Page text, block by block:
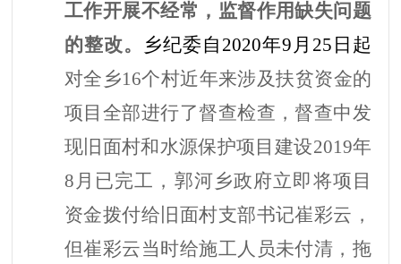
工作开展不经常，监督作用缺失问题
的整改。
乡纪委自 2020年9月25日起
对全乡16个村近年来涉及扶贫资金的
项目全部进行了督查检查，督查中发
现旧面村和水源保护项目建设2019年
8月已完工，郭河乡政府立即将项目
资金拨付给旧面村支部书记崔彩云，
但崔彩云当时给施工人员未付清，拖